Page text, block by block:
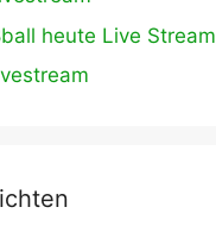
heute Live Stream